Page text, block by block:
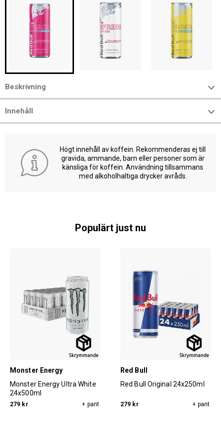
Beskrivning
Innehåll
Högt innehåll av koffein. Rekommenderas ej till
gravida, ammande, barn eller personer som är
känsliga för koffein. Användning tillsammans
med alkoholhaltiga drycker avråds.
Populärt just nu
Monster Energy
Monster Energy Ultra White
24x500ml
279 kr + pant
Red Bull
Red Bull Original 24x250ml
279 kr + pant